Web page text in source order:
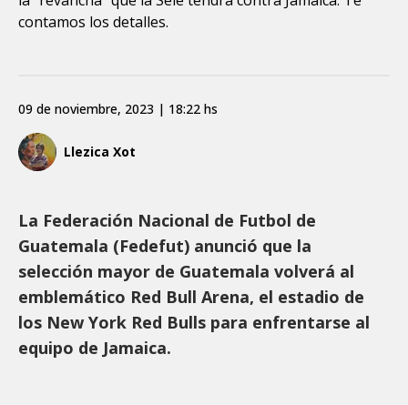
contamos los detalles.
Llezica Xot
09 de noviembre, 2023 | 18:22 hs
La Federación Nacional de Futbol de
Guatemala (Fedefut) anunció que la
selección mayor de Guatemala volverá al
emblemático Red Bull Arena, el estadio de
los New York Red Bulls para enfrentarse al
equipo de Jamaica.